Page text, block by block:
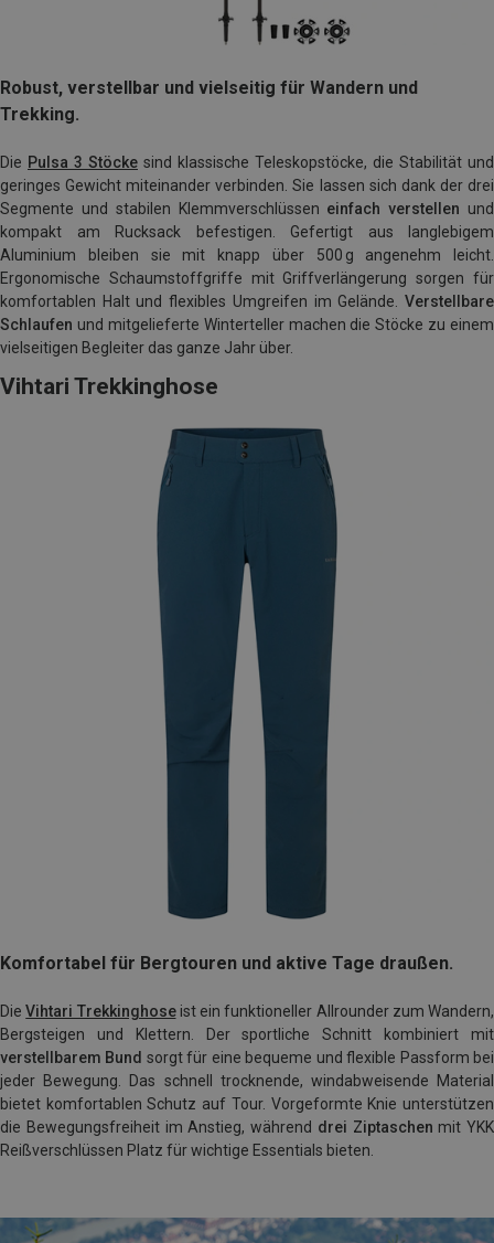
Robust, verstellbar und vielseitig für Wandern und
Trekking.
Die Pulsa 3 Stöcke sind klassische Teleskopstöcke, die Stabilität und
geringes Gewicht miteinander verbinden. Sie lassen sich dank der drei
Segmente und stabilen Klemmverschlüssen einfach verstellen und
kompakt am Rucksack befestigen. Gefertigt aus langlebigem
Aluminium bleiben sie mit knapp über 500 g angenehm leicht.
Ergonomische Schaumstoffgriffe mit Griffverlängerung sorgen für
komfortablen Halt und flexibles Umgreifen im Gelände. Verstellbare
Schlaufen und mitgelieferte Winterteller machen die Stöcke zu einem
vielseitigen Begleiter das ganze Jahr über.
Vihtari Trekkinghose
Komfortabel für Bergtouren und aktive Tage draußen.
DieVihtari Trekkinghoseist ein funktioneller Allrounder zum Wandern,
Bergsteigen und Klettern. Der sportliche Schnitt kombiniert mit
verstellbarem Bund sorgt für eine bequeme und flexible Passform bei
jeder Bewegung. Das schnell trocknende, windabweisende Material
bietet komfortablen Schutz auf Tour. Vorgeformte Knie unterstützen
die Bewegungsfreiheit im Anstieg, während drei Ziptaschen mit YKK
Reißverschlüssen Platz für wichtige Essentials bieten.